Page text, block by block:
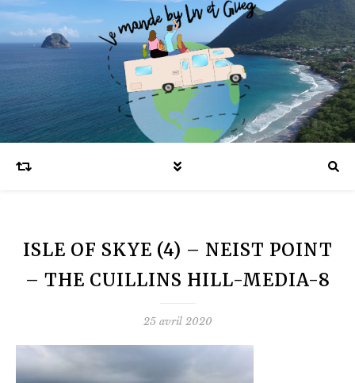
Blog voyages en famille et expatriation
ISLE OF SKYE (4) – NEIST POINT
– THE CUILLINS HILL-MEDIA-8
25 avril 2020